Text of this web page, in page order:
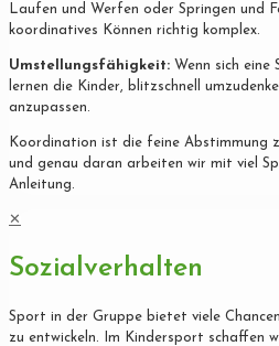
Laufen und Werfen oder Springen und
koordinatives Können richtig komplex.
Umstellungsfähigkeit: Wenn sich
lernen die Kinder, blitzschnell
anzupassen.
Koordination ist die feine Abstimmung
und genau daran arbeiten wir mit viel
Anleitung.
✕
Sozialverhalten
Sport in der Gruppe bietet viele
zu entwickeln. Im Kindersport schaffen